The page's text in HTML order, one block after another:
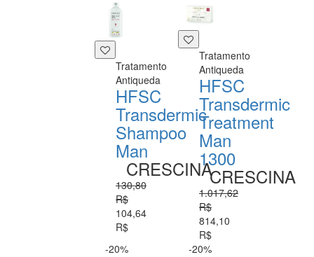
Tratamento
Antiqueda
HFSC
Transdermic
Shampoo
Man
CRESCINA
130,80
R$
104,64
R$
Tratamento
Antiqueda
HFSC
Transdermic
Treatment
Man
1300
CRESCINA
1.017,62
R$
814,10
R$
-20%
-20%